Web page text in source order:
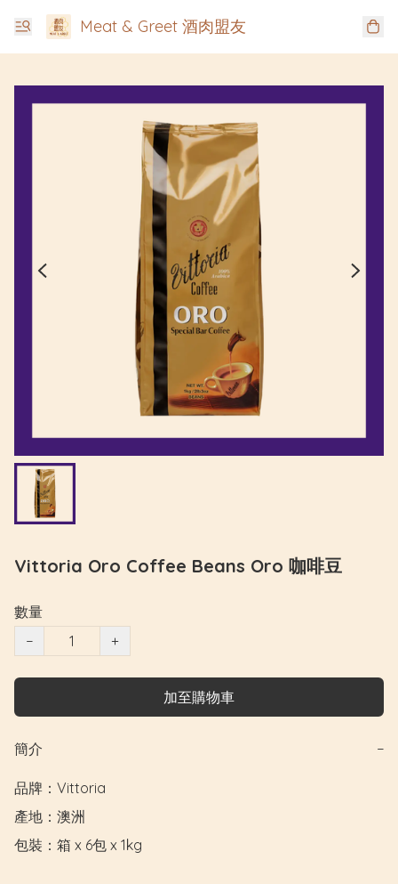
Meat & Greet 酒肉盟友
Vittoria Oro Coffee Beans Oro 咖啡豆
數量
−
+
加至購物車
簡介 −
品牌：Vittoria
產地：澳洲
包裝：箱 x 6包 x 1kg